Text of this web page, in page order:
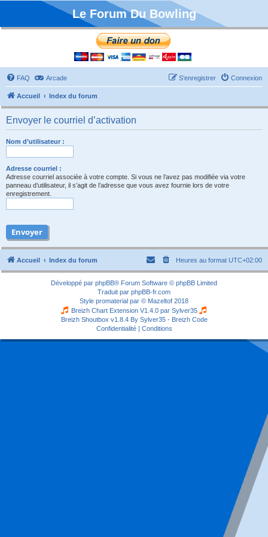
Le Forum Du Bowling
FAQ Arcade Connexion
S’enregistrer
Accueil Index du forum
Envoyer le courriel d’activation
Nom d’utilisateur :
Adresse courriel :
Adresse courriel associée à votre compte. Si vous ne l’avez pas modifiée via votre
panneau d’utilisateur, il s’agit de l’adresse que vous avez fournie lors de votre
enregistrement.
Accueil Index du forum Heures au format UTC+02:00
Développé par phpBB® Forum Software © phpBB Limited
Traduit par phpBB-fr.com
Style promaterial par © Mazeltof 2018
Breizh Chart Extension V1.4.0 par Sylver35
Breizh Shoutbox v1.8.4 By Sylver35 - Breizh Code
Confidentialité| Conditions